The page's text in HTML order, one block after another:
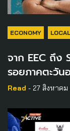
ECONOMY LOCAL
จาก EEC ถึง
รอยภาคตะวัน
Read - 27 สิงหาคม